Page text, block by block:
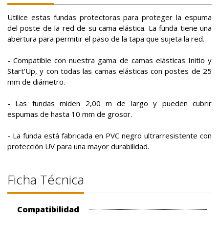
Utilice estas fundas protectoras para proteger la espuma
del poste de la red de su cama elástica. La funda tiene una
abertura para permitir el paso de la tapa que sujeta la red.
- Compatible con nuestra gama de camas elásticas Initio y
Start'Up, y con todas las camas elásticas con postes de 25
mm de diámetro.
- Las fundas miden 2,00 m de largo y pueden cubrir
espumas de hasta 10 mm de grosor.
- La funda está fabricada en PVC negro ultrarresistente con
protección UV para una mayor durabilidad.
Ficha Técnica
Compatibilidad